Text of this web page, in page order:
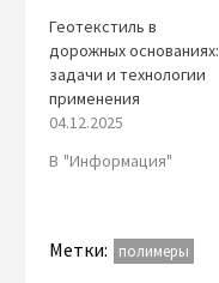
Геотекстиль в
дорожных основаниях:
задачи и технологии
применения
04.12.2025
В "Информация"
Метки: полимеры